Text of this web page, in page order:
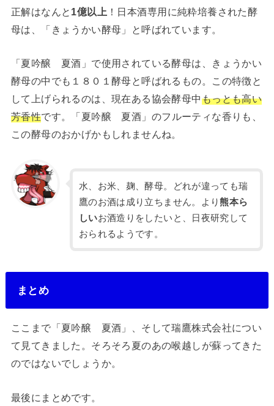
正解はなんと 1億以上 ！日本酒専用に純粋培養された酵
母は、「きょうかい酵母」と呼ばれています。
「夏吟醸 夏酒」で使用されている酵母は、きょうかい
酵母の中でも１８０１酵母と呼ばれるもの。この特徴と
して上げられるのは、現在ある協会酵母中もっとも高い
芳香性です。「夏吟醸 夏酒」のフルーティな香りも、
この酵母のおかげかもしれませんね。
水、お米、麹、酵母。どれが違っても瑞
鷹のお酒は成り立ちません。より熊本ら
しいお酒造りをしたいと、日夜研究して
おられるようです。
まとめ
ここまで「夏吟醸 夏酒」、そして瑞鷹株式会社につい
て見てきました。そろそろ夏のあの喉越しが蘇ってきた
のではないでしょうか。
最後にまとめです。